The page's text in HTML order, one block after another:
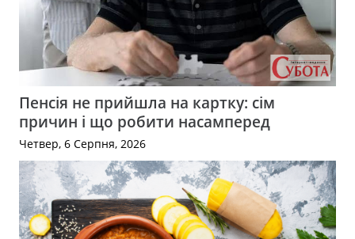
Пенсія не прийшла на картку: сім
причин і що робити насамперед
Четвер, 6 Серпня, 2026